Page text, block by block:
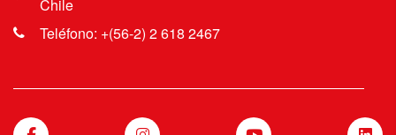
Chile
Teléfono: +(56-2) 2 618 2467